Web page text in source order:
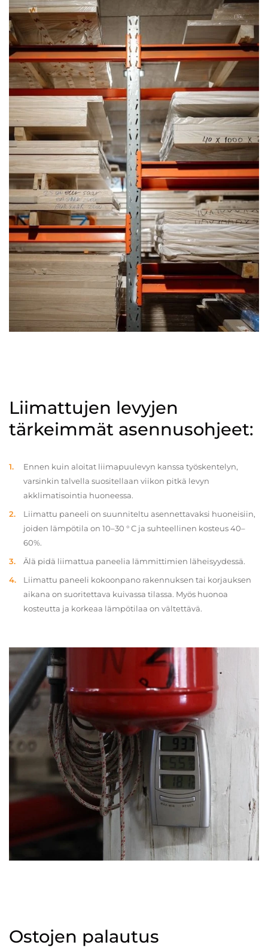
Liimattujen levyjen
tärkeimmät asennusohjeet:
Ennen kuin aloitat liimapuulevyn kanssa työskentelyn,
varsinkin talvella suositellaan viikon pitkä levyn
akklimatisointia huoneessa.
Liimattu paneeli on suunniteltu asennettavaksi huoneisiin,
joiden lämpötila on 10–30 ° C ja suhteellinen kosteus 40–
60%.
Älä pidä liimattua paneelia lämmittimien läheisyydessä.
Liimattu paneeli kokoonpano rakennuksen tai korjauksen
aikana on suoritettava kuivassa tilassa. Myös huonoa
kosteutta ja korkeaa lämpötilaa on vältettävä.
Ostojen palautus